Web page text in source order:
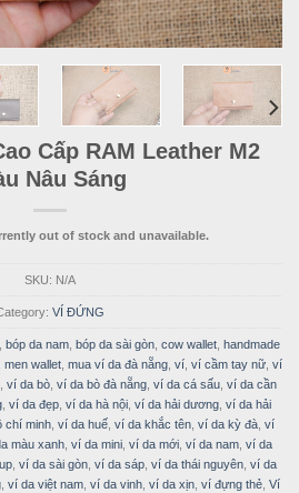
Cấp RAM Leather M2
Nâu Sáng
out of stock and unavailable.
SKU: N/A
VÍ ĐỨNG
bóp da nam bóp da sài gòn cow wallet handmade
men wallet mua ví da đà nẵng ví ví cầm tay nữ ví
ví da bò, ví da bò đà nẵng, ví da cá sấu, ví da cần
ví da đẹp ví da hà nội ví da hải dương ví da hải
chí minh ví da huế ví da khắc tên ví da kỳ đà ví
màu xanh ví da mini ví da mới ví da nam ví da
ví da sài gòn ví da sáp ví da thái nguyên ví da
, ví da việt nam, ví da vinh, ví da xịn, ví đựng thẻ, Ví